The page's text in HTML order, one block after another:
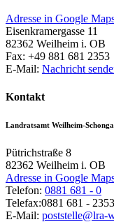
Adresse in Google
Eisenkramergasse 11
82362 Weilheim i. OB
Fax: +49 881 681 2353
E-Mail: Nachricht
Kontakt
Landratsamt Weilheim-
Pütrichstraße 8
82362 Weilheim i. OB
Adresse in Google
Telefon: 0881 681 - 0
Telefax:0881 681 - 2353
E-Mail: poststelle@lra-